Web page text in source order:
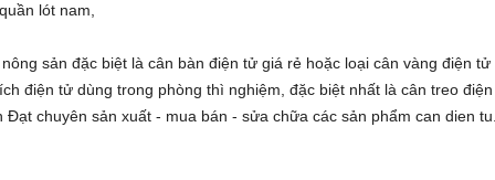
lót nam,
sản đặc biệt làcân bàn điện tử giá rẻ hoặc loạicân vàng điện tử
điện tử dùng trong phòng thì nghiệm, đặc biệt nhất làcân treo
Đạt chuyên sản xuất - mua bán - sửa chữa các sản phẩmcan dien tu.